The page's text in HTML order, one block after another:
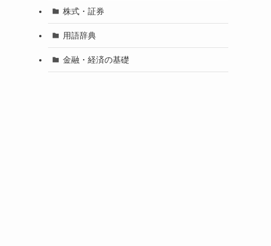
株式・証券
用語辞典
金融・経済の基礎